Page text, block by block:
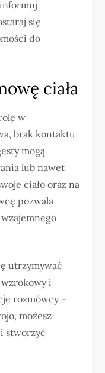
się
do
ciała
w
brak kontaktu
mogą
lub nawet
ciało oraz na
pozwala
utrzymywać
i
rozmówcy –
możesz
stworzyć